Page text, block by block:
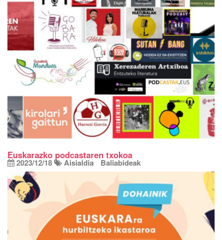
Euskarazko podcastaren txokoa
2023/12/18 Aisialdia Baliabideak